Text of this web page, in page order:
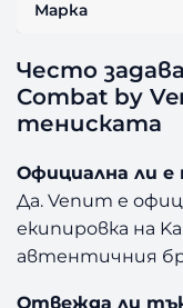
Марка
Често
Combat by
тениската
Официална ли е
Да. Venum е
екипировка на
автентичния
Отвежда ли